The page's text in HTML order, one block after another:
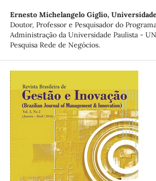
Ernesto Michelangelo Giglio,
Doutor, Professor e Pesquisador do
Administração da Universidade Paulista -
Pesquisa Rede de Negócios.